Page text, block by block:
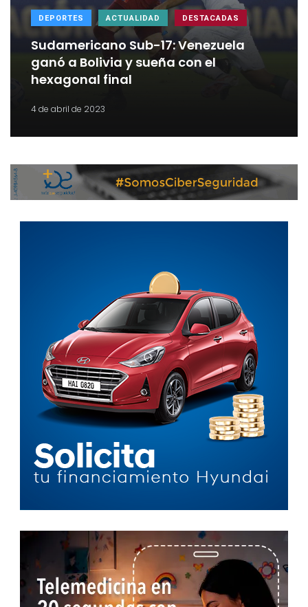
DEPORTES ACTUALIDAD DESTACADAS
Sudamericano Sub-17: Venezuela
ganó a Bolivia y sueña con el
hexagonal final
4 de abril de 2023